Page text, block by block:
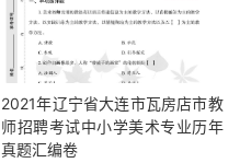
2021年辽宁省大连市瓦房店市教
师招聘考试中小学美术专业历年
真题汇编卷